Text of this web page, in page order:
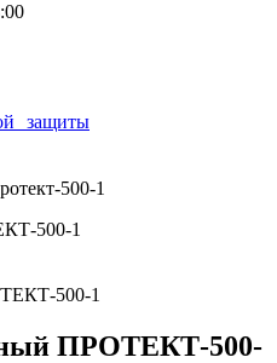
защиты
500-1
500-1
ПРОТЕКТ-500-